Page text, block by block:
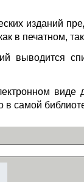
изданий
в печатном,
выводится
виде
в самой